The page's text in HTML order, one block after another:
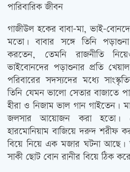
পারিবারিক জীবন
গাজীউল হকের বাবা-মা, ভাই-
মতো। বাবার সঙ্গে তিনি
করতেন, তেমনি রাজনীতি
ভাইবোনদের পড়াশুনার প্রতি
পরিবারের সদস্যদের মধ্যে
তিনি যেমন ভালো সেতার বাজাতে
হীরা ও নিজাম ভাল গান গাইতেন।
জলসার আয়োজন করা হতো।
হারমোনিয়াম বাজিয়ে দরুদ শরীফ
বিয়ে নিয়ে এক মজার ঘটনা আছে।
সাকী ছোট বোন রানীর বিয়ে ঠিক